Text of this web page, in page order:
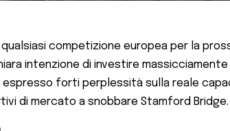
competizione europea per la
intenzione di investire
espresso forti perplessità sulla reale
di mercato a snobbare Stamford Bridge.